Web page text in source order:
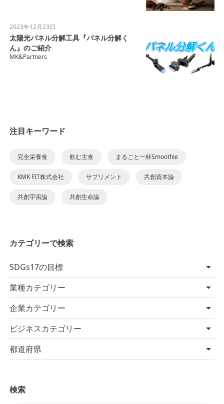
2023年12月23日
太陽光パネル分解工具『パネル分解く
ん』のご紹介
MK&Partners
注目キーワード
完全栄養食 飲む主食 まるごと一杯Smoothie
KMK FIT株式会社 サプリメント 共創資本論
共創宇宙論 共創生命論
カテゴリーで検索
SDGs17の目標
業種カテゴリー
企業カテゴリー
ビジネスカテゴリー
都道府県
検索